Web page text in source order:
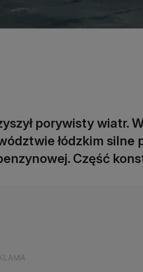
porywisty wiatr.
łódzkim silne
Część